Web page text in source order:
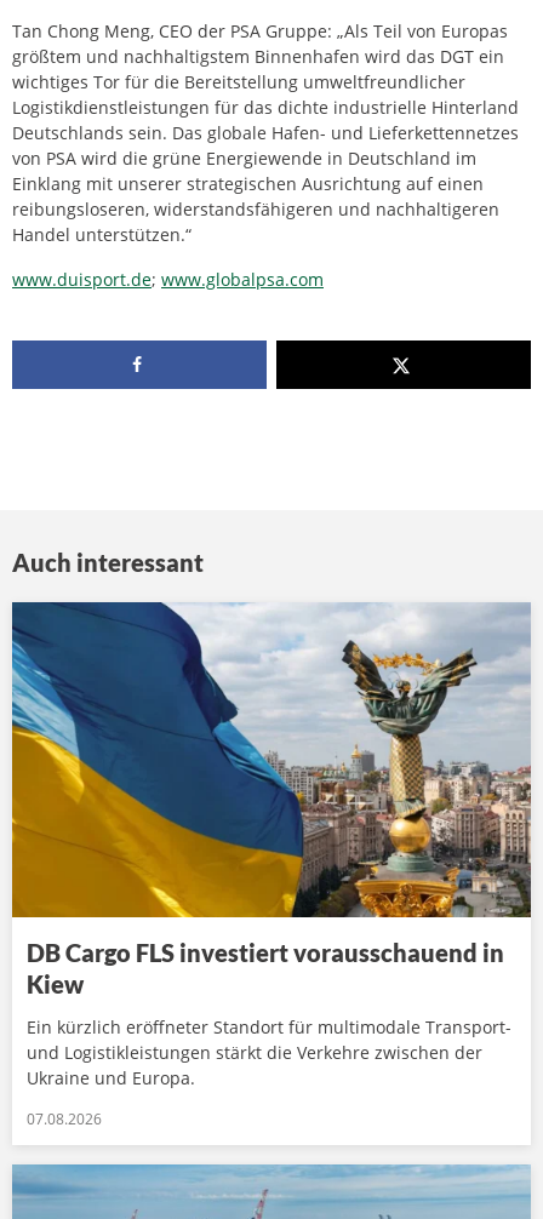
Tan Chong Meng, CEO der PSA Gruppe: „Als Teil von Europas
größtem und nachhaltigstem Binnenhafen wird das DGT ein
wichtiges Tor für die Bereitstellung umweltfreundlicher
Logistikdienstleistungen für das dichte industrielle Hinterland
Deutschlands sein. Das globale Hafen- und Lieferkettennetzes
von PSA wird die grüne Energiewende in Deutschland im
Einklang mit unserer strategischen Ausrichtung auf einen
reibungsloseren, widerstandsfähigeren und nachhaltigeren
Handel unterstützen.“
www.duisport.de; www.globalpsa.com
Auch interessant
DB Cargo FLS investiert vorausschauend in
Kiew
Ein kürzlich eröffneter Standort für multimodale Transport-
und Logistikleistungen stärkt die Verkehre zwischen der
Ukraine und Europa.
07.08.2026